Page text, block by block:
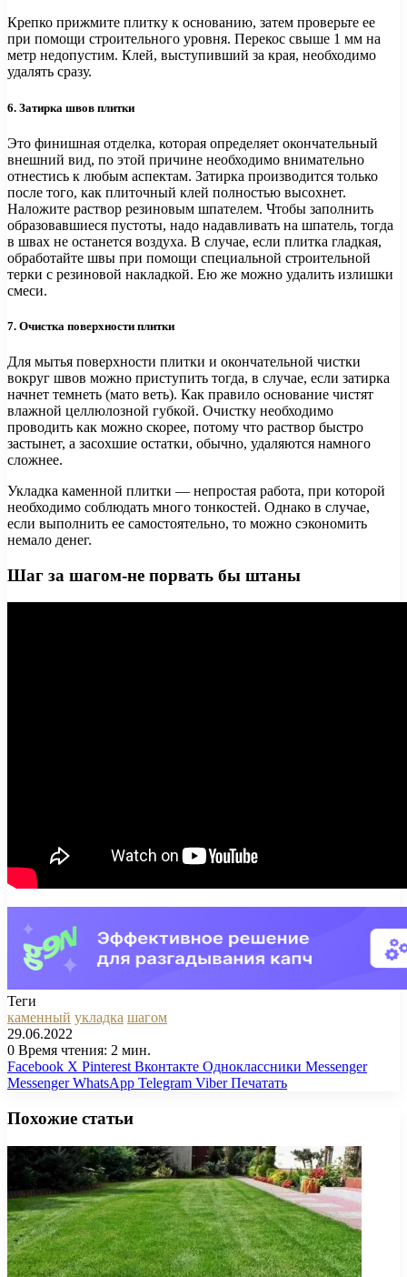
Крепко прижмите плитку к основанию, затем проверьте ее
при помощи строительного уровня. Перекос свыше 1 мм на
метр недопустим. Клей, выступивший за края, необходимо
удалять сразу.
6. Затирка швов плитки
Это финишная отделка, которая определяет окончательный
внешний вид, по этой причине необходимо внимательно
отнестись к любым аспектам. Затирка производится только
после того, как плиточный клей полностью высохнет.
Наложите раствор резиновым шпателем. Чтобы заполнить
образовавшиеся пустоты, надо надавливать на шпатель, тогда
в швах не останется воздуха. В случае, если плитка гладкая,
обработайте швы при помощи специальной строительной
терки с резиновой накладкой. Ею же можно удалить излишки
смеси.
7. Очистка поверхности плитки
Для мытья поверхности плитки и окончательной чистки
вокруг швов можно приступить тогда, в случае, если затирка
начнет темнеть (мато веть). Как правило основание чистят
влажной целлюлозной губкой. Очистку необходимо
проводить как можно скорее, потому что раствор быстро
застынет, а засохшие остатки, обычно, удаляются намного
сложнее.
Укладка каменной плитки — непростая работа, при которой
необходимо соблюдать много тонкостей. Однако в случае,
если выполнить ее самостоятельно, то можно сэкономить
немало денег.
Шаг за шагом-не порвать бы штаны
Теги
каменный укладка шагом
29.06.2022
0 Время чтения: 2 мин.
Facebook X Pinterest Вконтакте Одноклассники Messenger
Messenger WhatsApp Telegram Viber Печатать
Похожие статьи